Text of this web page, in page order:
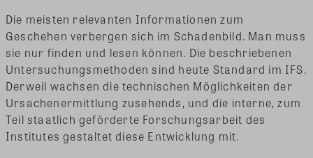
Die meisten relevanten Informationen zum
Geschehen verbergen sich im Schadenbild. Man muss
sie nur finden und lesen können. Die beschriebenen
Untersuchungsmethoden sind heute Standard im IFS.
Derweil wachsen die technischen Möglichkeiten der
Ursachenermittlung zusehends, und die interne, zum
Teil staatlich geförderte Forschungsarbeit des
Institutes gestaltet diese Entwicklung mit.